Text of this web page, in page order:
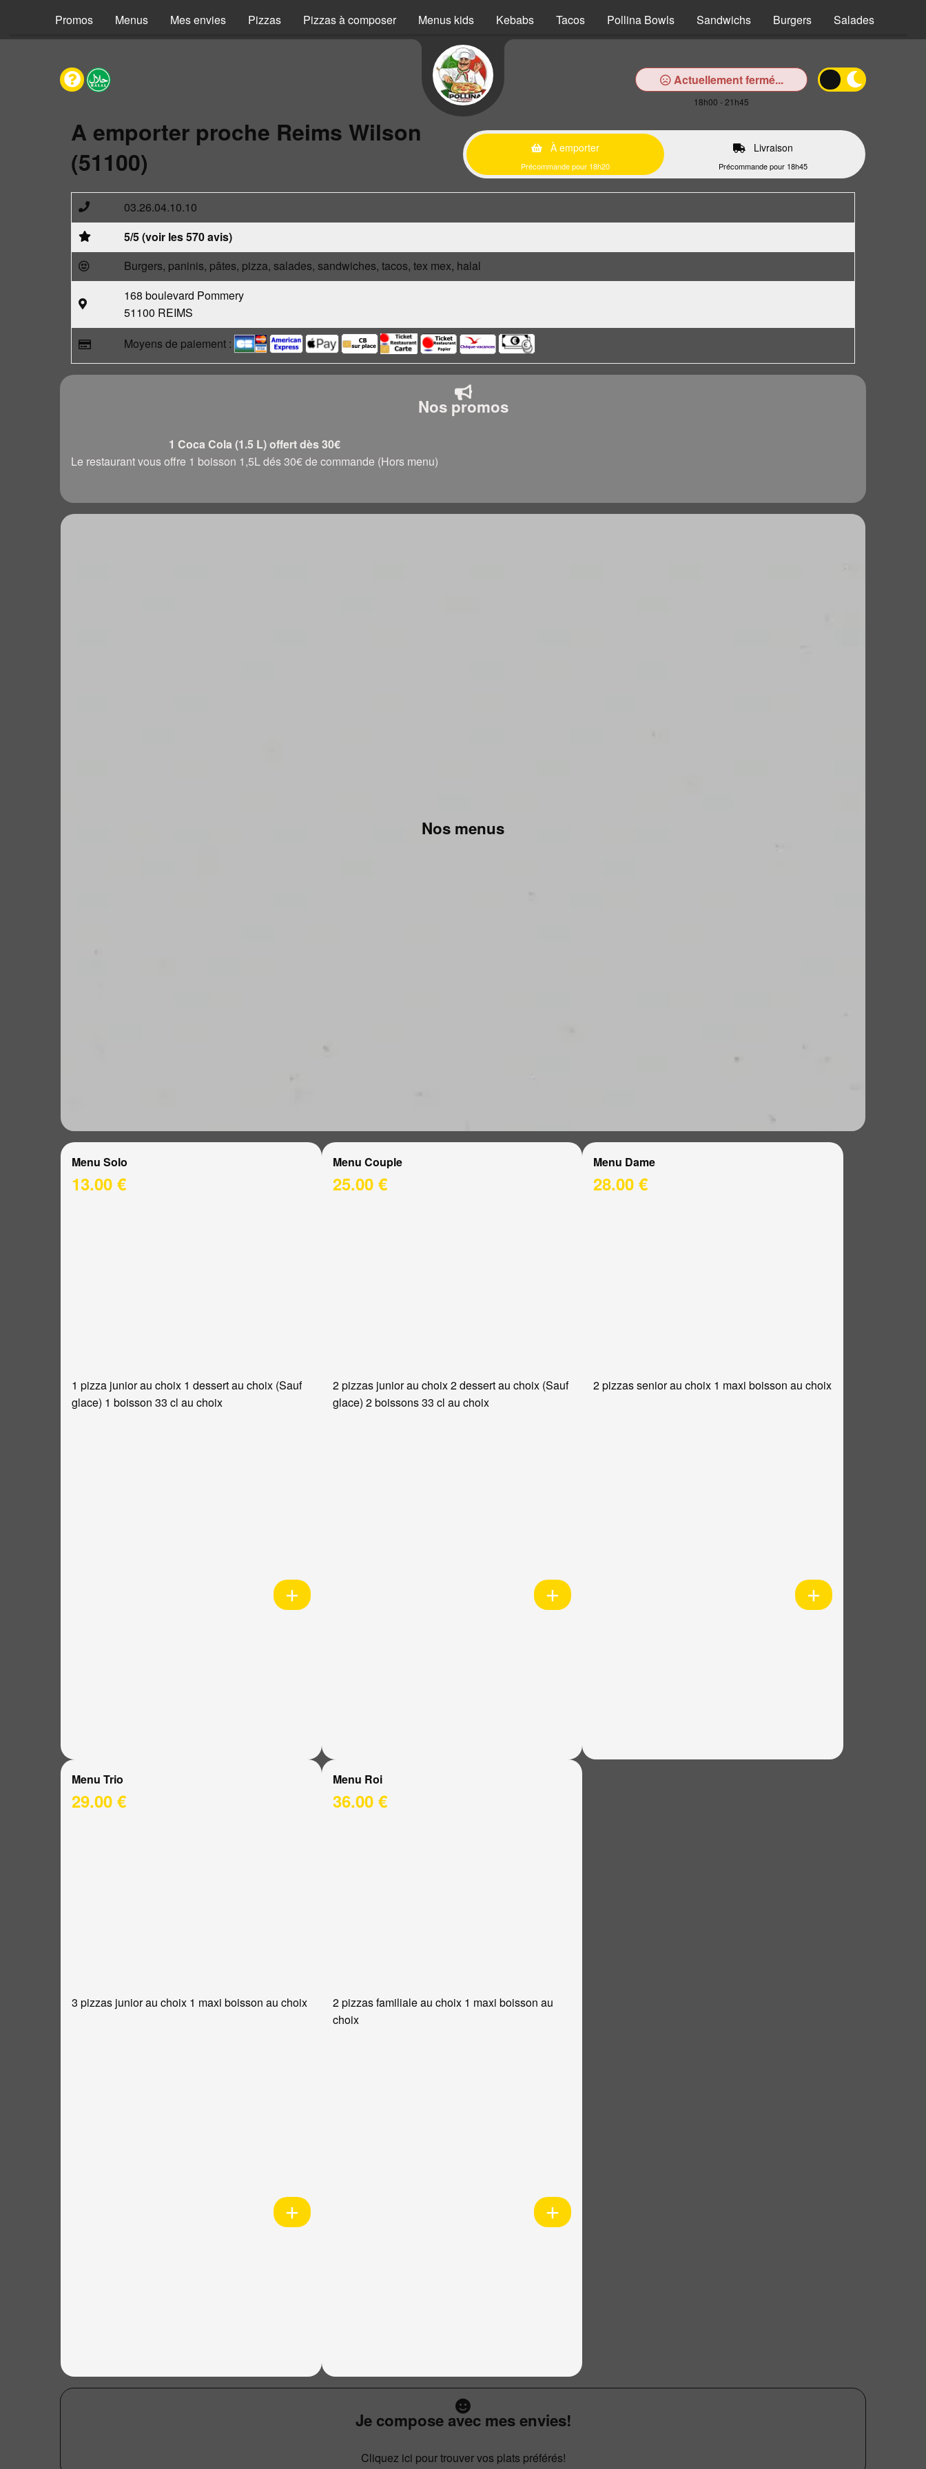
Promos Menus Mes envies Pizzas Pizzas à composer Menus kids Kebabs Tacos Pollina Bowls Sandwichs Burgers Salades
Actuellement fermé...
18h00 - 21h45
A emporter proche Reims Wilson
(51100)
À emporter
Précommande pour 18h20
Livraison
Précommande pour 18h45
03.26.04.10.10
5/5 (voir les 570 avis)
Burgers, paninis, pâtes, pizza, salades, sandwiches, tacos, tex mex, halal
168 boulevard Pommery
51100 REIMS
Moyens de paiement :
Nos promos
1 Coca Cola (1.5 L) offert dès 30€
Le restaurant vous offre 1 boisson 1,5L dés 30€ de commande (Hors menu)
Nos menus
Menu Solo
13.00 €
1 pizza junior au choix 1 dessert au choix (Sauf
glace) 1 boisson 33 cl au choix
Menu Couple
25.00 €
2 pizzas junior au choix 2 dessert au choix (Sauf
glace) 2 boissons 33 cl au choix
Menu Dame
28.00 €
2 pizzas senior au choix 1 maxi boisson au choix
Menu Trio
29.00 €
3 pizzas junior au choix 1 maxi boisson au choix
Menu Roi
36.00 €
2 pizzas familiale au choix 1 maxi boisson au
choix
Je compose avec mes envies!
Cliquez ici pour trouver vos plats préférés!